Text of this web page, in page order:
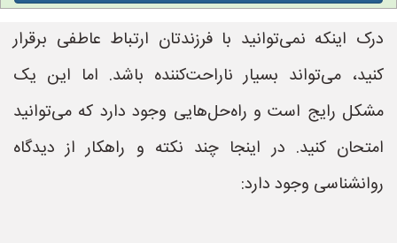
درک اینکه نمی‌توانید با فرزندتان ارتباط عاطفی برقرار
کنید، می‌تواند بسیار ناراحت‌کننده باشد. اما این یک
مشکل رایج است و راه‌حل‌هایی وجود دارد که می‌توانید
امتحان کنید. در اینجا چند نکته و راهکار از دیدگاه
روانشناسی وجود دارد: